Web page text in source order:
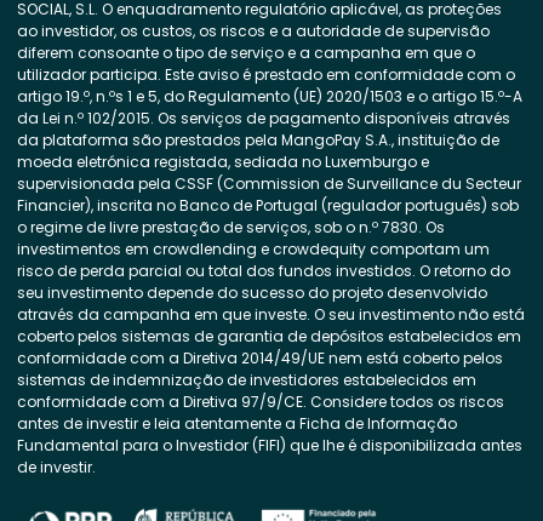
SOCIAL, S.L. O enquadramento regulatório aplicável, as proteções
ao investidor, os custos, os riscos e a autoridade de supervisão
diferem consoante o tipo de serviço e a campanha em que o
utilizador participa. Este aviso é prestado em conformidade com o
artigo 19.º, n.ºs 1 e 5, do Regulamento (UE) 2020/1503 e o artigo 15.º-A
da Lei n.º 102/2015. Os serviços de pagamento disponíveis através
da plataforma são prestados pela MangoPay S.A., instituição de
moeda eletrónica registada, sediada no Luxemburgo e
supervisionada pela CSSF (Commission de Surveillance du Secteur
Financier), inscrita no Banco de Portugal (regulador português) sob
o regime de livre prestação de serviços, sob o n.º 7830. Os
investimentos em crowdlending e crowdequity comportam um
risco de perda parcial ou total dos fundos investidos. O retorno do
seu investimento depende do sucesso do projeto desenvolvido
através da campanha em que investe. O seu investimento não está
coberto pelos sistemas de garantia de depósitos estabelecidos em
conformidade com a Diretiva 2014/49/UE nem está coberto pelos
sistemas de indemnização de investidores estabelecidos em
conformidade com a Diretiva 97/9/CE. Considere todos os riscos
antes de investir e leia atentamente a Ficha de Informação
Fundamental para o Investidor (FIFI) que lhe é disponibilizada antes
de investir.